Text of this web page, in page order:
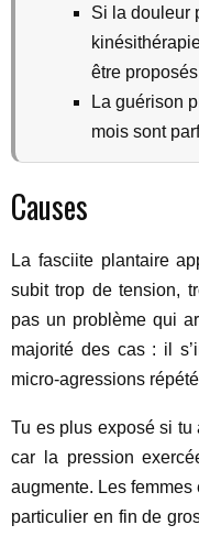
Si la douleur
être
La guérison
mois sont
Causes
La fasciite plantaire
subit trop de tension,
pas un problème qui
majorité des cas : il
micro-agressions
Tu es plus exposé si tu
car la pression
augmente. Les
particulier en fin de